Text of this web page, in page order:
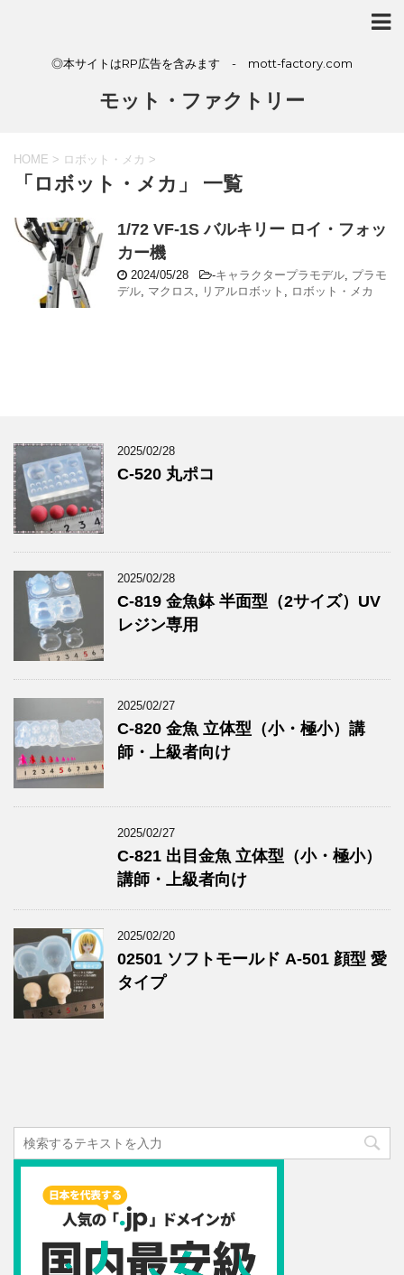
◎本サイトはRP広告を含みます - mott-factory.com
モット・ファクトリー
HOME > ロボット・メカ >
「ロボット・メカ」 一覧
1/72 VF-1S バルキリー ロイ・フォッ
カー機
2024/05/28 -キャラクタープラモデル, プラモ
デル, マクロス , リアルロボット , ロボット・メカ
2025/02/28
C-520 丸ポコ
2025/02/28
C-819 金魚鉢 半面型（2サイズ）UV
レジン専用
2025/02/27
C-820 金魚 立体型（小・極小）講
師・上級者向け
2025/02/27
C-821 出目金魚 立体型（小・極小）
講師・上級者向け
2025/02/20
02501 ソフトモールド A-501 顔型 愛
タイプ